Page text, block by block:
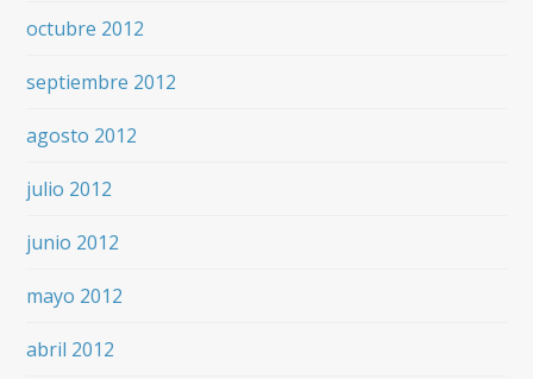
octubre 2012
septiembre 2012
agosto 2012
julio 2012
junio 2012
mayo 2012
abril 2012